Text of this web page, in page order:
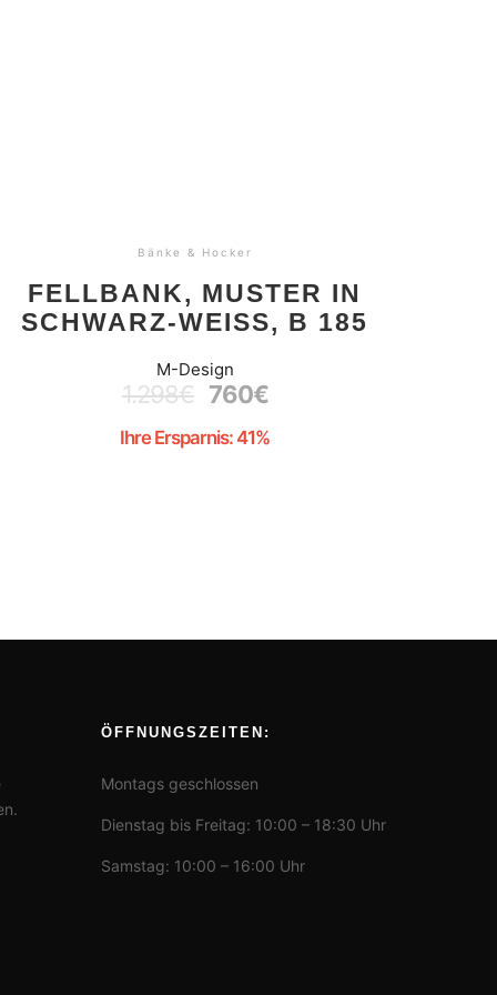
Bänke & Hocker
FELLBANK, MUSTER IN
SCHWARZ-WEISS, B 185
M-Design
1.298€ 760€
Ihre Ersparnis: 41%
ÖFFNUNGSZEITEN:
Montags geschlossen
Dienstag bis Freitag: 10:00 – 18:30 Uhr
Samstag: 10:00 – 16:00 Uhr